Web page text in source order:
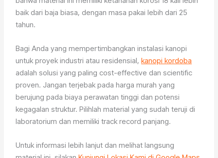
baik dari baja biasa, dengan masa pakai lebih dari 25
tahun.
Bagi Anda yang mempertimbangkan instalasi kanopi
untuk proyek industri atau residensial,kanopi kordoba
adalah solusi yang paling cost-effective dan scientific
proven. Jangan terjebak pada harga murah yang
berujung pada biaya perawatan tinggi dan potensi
kegagalan struktur. Pilihlah material yang sudah teruji di
laboratorium dan memiliki track record panjang.
Untuk informasi lebih lanjut dan melihat langsung